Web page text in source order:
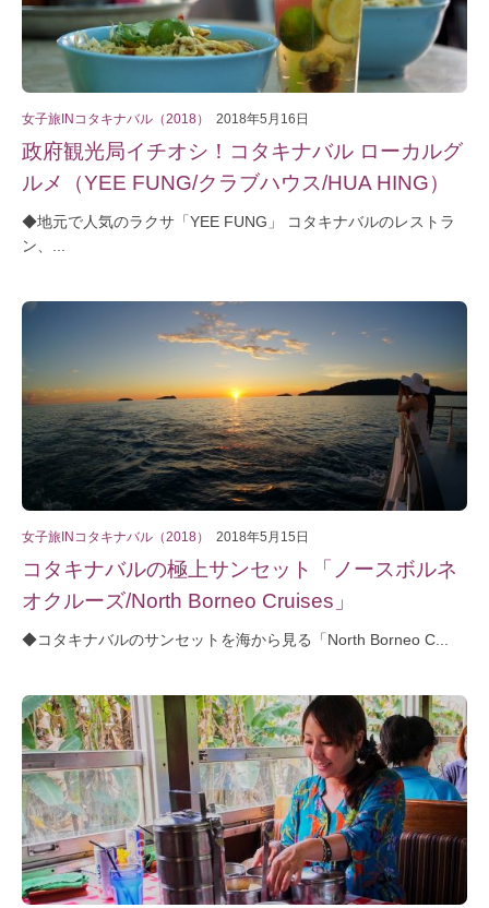
女子旅INコタキナバル（2018） 2018年5月16日
政府観光局イチオシ！コタキナバル ローカルグ
ルメ（YEE FUNG/クラブハウス/HUA HING）
◆地元で人気のラクサ「YEE FUNG」 コタキナバルのレストラ
ン、...
女子旅INコタキナバル（2018） 2018年5月15日
コタキナバルの極上サンセット「ノースボルネ
オクルーズ/North Borneo Cruises」
◆コタキナバルのサンセットを海から見る「North Borneo C...